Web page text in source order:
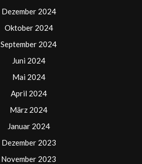
Dezember 2024
Oktober 2024
September 2024
Juni 2024
Mai 2024
April 2024
März 2024
Januar 2024
Dezember 2023
November 2023